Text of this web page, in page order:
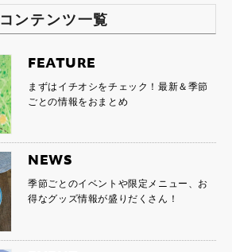
コンテンツ一覧
FEATURE
まずはイチオシをチェック！最新＆季節
ごとの情報をおまとめ
NEWS
季節ごとのイベントや限定メニュー、お
得なグッズ情報が盛りだくさん！